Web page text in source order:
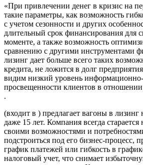
«При привлечении денег в кризис на
такие параметры, как возможность
с учетом сезонности и других
длительный срок финансирования для
моменте, а также возможность
сравнению с другими инструментами
лизинг дает больше всего таких
кредита, не ложится в долг
видим низкий уровень
просвещенности клиентов в
.
(входит в ) предлагает вагоны в лизинг
даже 15 лет. Компания всегда
своими возможностями и
подстроиться под его бизнес-процесс,
график платежей или гибкость в
налоговый учет, что снимает